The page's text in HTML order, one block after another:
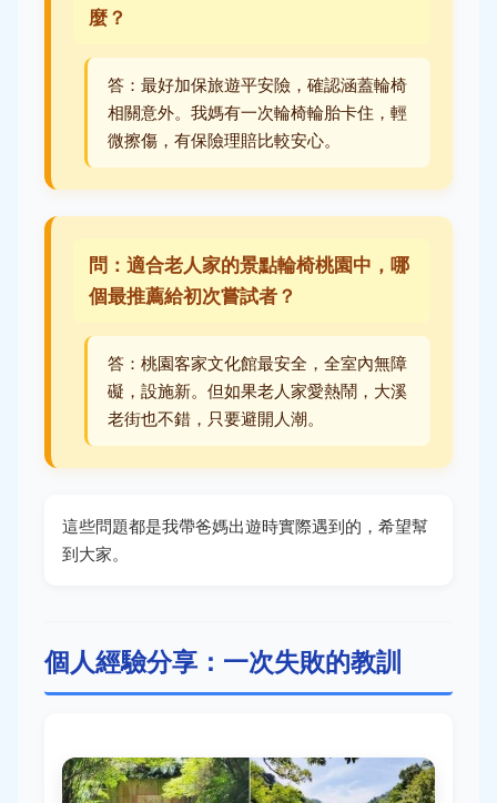
麼？
答：最好加保旅遊平安險，確認涵蓋輪椅
相關意外。我媽有一次輪椅輪胎卡住，輕
微擦傷，有保險理賠比較安心。
問：適合老人家的景點輪椅桃園中，哪
個最推薦給初次嘗試者？
答：桃園客家文化館最安全，全室內無障
礙，設施新。但如果老人家愛熱鬧，大溪
老街也不錯，只要避開人潮。
這些問題都是我帶爸媽出遊時實際遇到的，希望幫
到大家。
個人經驗分享：一次失敗的教訓